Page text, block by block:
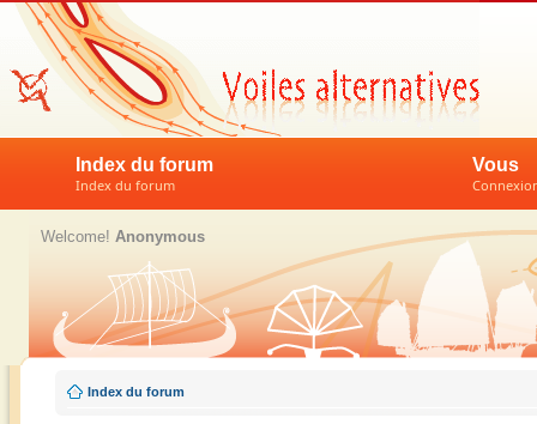
Index du forum
Index du forum
Vous
Welcome! Anonymous
Index du forum